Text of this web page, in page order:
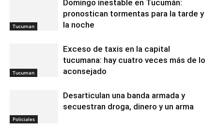
Tucuman
Domingo inestable en Tucumán:
pronostican tormentas para la tarde y
la noche
Tucuman
Exceso de taxis en la capital
tucumana: hay cuatro veces más de lo
aconsejado
Policiales
Desarticulan una banda armada y
secuestran droga, dinero y un arma